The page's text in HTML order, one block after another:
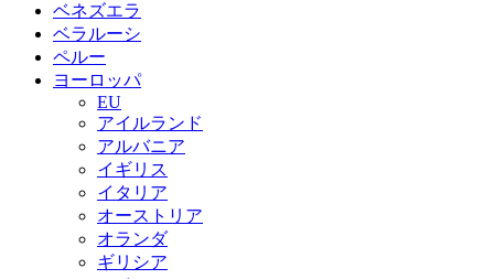
ベネズエラ
ベラルーシ
ペルー
ヨーロッパ
EU
アイルランド
アルバニア
イギリス
イタリア
オーストリア
オランダ
ギリシア